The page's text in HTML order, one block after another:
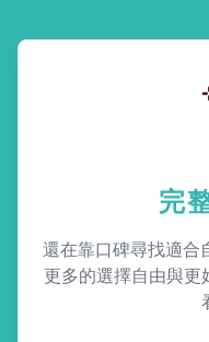
完
還在靠口碑尋找適合
更多的選擇自由與更